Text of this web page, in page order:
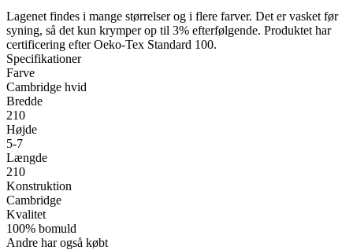
Lagenet findes i mange størrelser og i flere farver. Det er vasket før
syning, så det kun krymper op til 3% efterfølgende. Produktet har
certificering efter Oeko-Tex Standard 100.
Specifikationer
Farve
Cambridge hvid
Bredde
210
Højde
5-7
Længde
210
Konstruktion
Cambridge
Kvalitet
100% bomuld
Andre har også købt